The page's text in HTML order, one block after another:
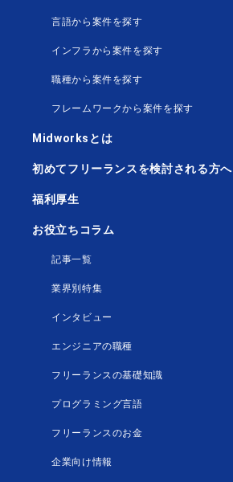
言語から案件を探す
インフラから案件を探す
職種から案件を探す
フレームワークから案件を探す
Midworksとは
初めてフリーランスを検討される方へ
福利厚生
お役立ちコラム
記事一覧
業界別特集
インタビュー
エンジニアの職種
フリーランスの基礎知識
プログラミング言語
フリーランスのお金
企業向け情報